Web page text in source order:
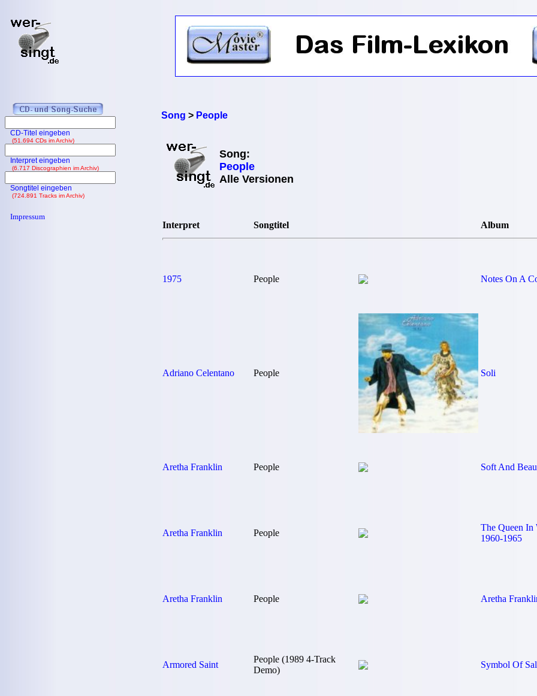
Song > People
Song:
People
Alle Versionen
Interpret Songtitel Album
1975 People Notes On A
Adriano Celentano People Soli
Aretha Franklin People Soft And
Aretha Franklin People
The Queen In
1960-1965
Aretha Franklin People Aretha
Armored Saint
People (1989 4-Track
Demo)
Symbol Of
CD-Titel eingeben
(51.694 CDs im Archiv)
Interpret eingeben
(6.717 Discographien im Archiv)
Songtitel eingeben
(724.891 Tracks im Archiv)
Impressum